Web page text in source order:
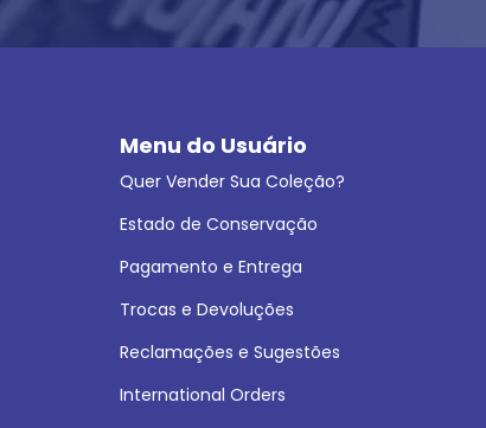
Menu do Usuário
Quer Vender Sua Coleção?
Estado de Conservação
Pagamento e Entrega
Trocas e Devoluções
Reclamações e Sugestões
International Orders